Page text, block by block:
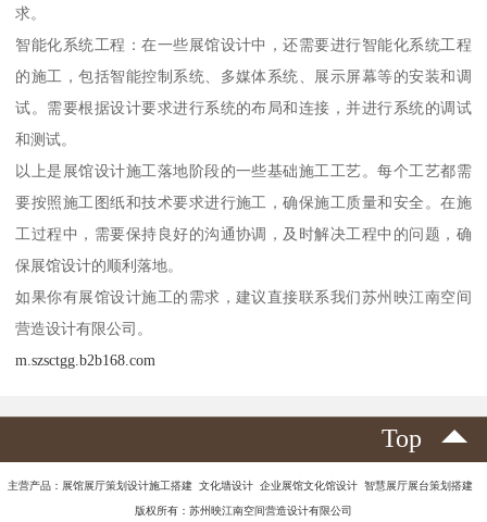
求。
智能化系统工程：在一些展馆设计中，还需要进行智能化系统工程
的施工，包括智能控制系统、多媒体系统、展示屏幕等的安装和调
试。需要根据设计要求进行系统的布局和连接，并进行系统的调试
和测试。
以上是展馆设计施工落地阶段的一些基础施工工艺。每个工艺都需
要按照施工图纸和技术要求进行施工，确保施工质量和安全。在施
工过程中，需要保持良好的沟通协调，及时解决工程中的问题，确
保展馆设计的顺利落地。
如果你有展馆设计施工的需求，建议直接联系我们苏州映江南空间
营造设计有限公司。
m.szsctgg.b2b168.com
Top
主营产品：展馆展厅策划设计施工搭建 文化墙设计 企业展馆文化馆设计 智慧展厅展台策划搭建
版权所有：苏州映江南空间营造设计有限公司